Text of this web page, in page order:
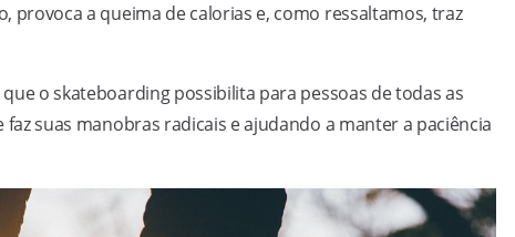
provoca a queima de calorias e, como ressaltamos, traz
o skateboarding possibilita para pessoas de todas as
suas manobras radicais e ajudando a manter a paciência